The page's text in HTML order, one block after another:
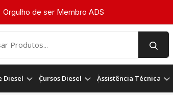
Orgulho de ser Membro ADS
Diesel Cursos Diesel Assistência Técnica